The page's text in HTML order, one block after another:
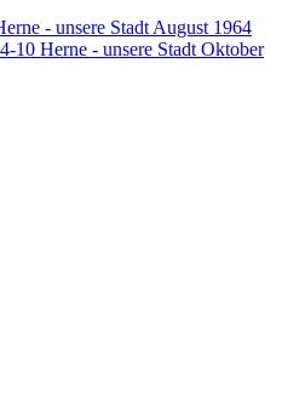
- unsere Stadt August 1964
10 Herne - unsere Stadt Oktober